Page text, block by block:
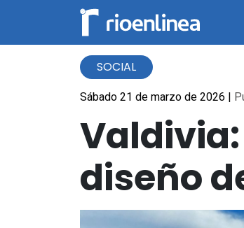
SOCIAL
Sábado 21 de marzo de 2026 |
diseño